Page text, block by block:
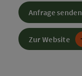
Anfrage senden
Zur Website